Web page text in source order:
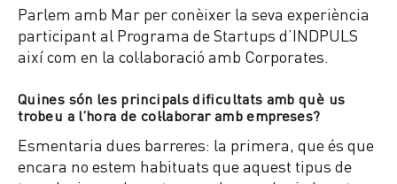
Parlem amb Mar per conèixer la seva experiència
participant al Programa de Startups d’INDPULS
així com en la col·laboració amb Corporates.
Quines són les principals dificultats amb què us
trobeu a l’hora de col·laborar amb empreses?
Esmentaria dues barreres: la primera, que és que
encara no estem habituats que aquest tipus de